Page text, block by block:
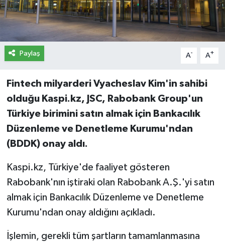
Paylaş A- A+
Fintech milyarderi Vyacheslav Kim'in sahibi
olduğu Kaspi.kz, JSC, Rabobank Group'un
Türkiye birimini satın almak için Bankacılık
Düzenleme ve Denetleme Kurumu'ndan
(BDDK) onay aldı.
Kaspi.kz, Türkiye'de faaliyet gösteren
Rabobank'nın iştiraki olan Rabobank A.Ş.'yi satın
almak için Bankacılık Düzenleme ve Denetleme
Kurumu'ndan onay aldığını açıkladı.
İşlemin, gerekli tüm şartların tamamlanmasına